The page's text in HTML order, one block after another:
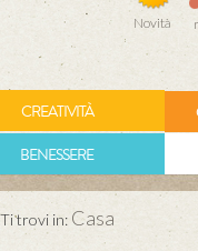
Novità
CREATIVITÀ
BENESSERE
Ti trovi in: Casa